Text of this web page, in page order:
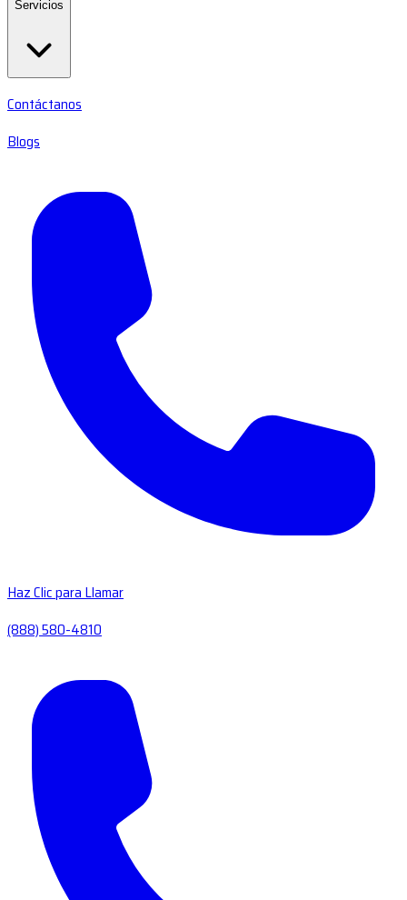
Servicios
Contáctanos
Blogs
Haz Clic para Llamar
(888) 580-4810